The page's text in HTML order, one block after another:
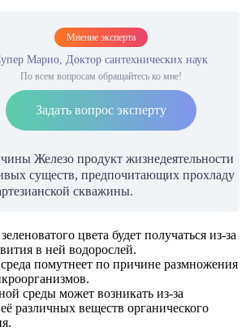
Мнение эксперта
Марио, Доктор сантехнических наук
По всем вопросам обращайтесь ко мне!
Задать вопрос эксперту
Железо продукт жизнедеятельности
существ, предпочитающих прохладу
скважины.
цвета будет получаться из-за
в ней водорослей.
помутнеет по причине размножения
среды может возникать из-за
различных веществ органического